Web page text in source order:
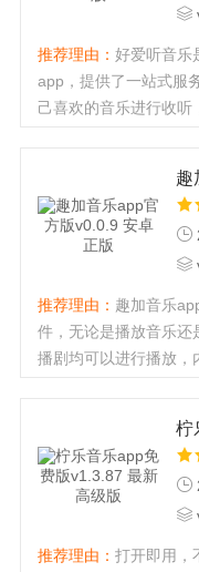
推荐理由： 好爱听音乐
app，提供了一站式服
己喜欢的音乐进行收听
用？1、打开软件点击
趣
推荐理由： 趣加音乐
件，无论是播放音乐还
播剧均可以进行播放，
柠
推荐理由： 打开即用，